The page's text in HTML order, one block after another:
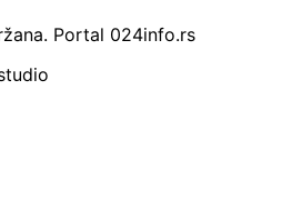
Portal 024info.rs